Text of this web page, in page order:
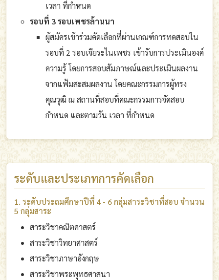
เวลา ที่กำหนด
รอบที่ 3 รอบเพชรล้านนา
ผู้สมัครเข้าร่วมคัดเลือกที่ผ่านเกณฑ์การทดสอบใน
รอบที่ 2 รอบเจียระไนเพชร เข้ารับการประเมินองค์
ความรู้ โดยการสอบสัมภาษณ์และประเมินผลงาน
จากแฟ้มสะสมผลงาน โดยคณะกรรมการผู้ทรง
คุณวุฒิ ณ สถานที่สอบที่คณะกรรมการจัดสอบ
กำหนด และตามวัน เวลา ที่กำหนด
ระดับและประเภทการคัดเลือก
1. ระดับประถมศึกษาปีที่ 4 - 6 กลุ่มสาระวิชาที่สอบ จำนวน
5 กลุ่มสาระ
สาระวิชาคณิตศาสตร์
สาระวิชาวิทยาศาสตร์
สาระวิชาภาษาอังกฤษ
สาระวิชาพระพุทธศาสนา